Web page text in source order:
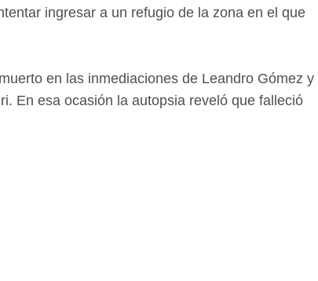
ingresar a un refugio de la zona en el que
en las inmediaciones de Leandro Gómez y
En esa ocasión la autopsia reveló que falleció